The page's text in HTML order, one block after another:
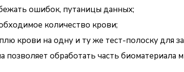
ошибок, путаницы данных;
количество крови;
крови на одну и ту же тест-полоску для
позволяет обработать часть